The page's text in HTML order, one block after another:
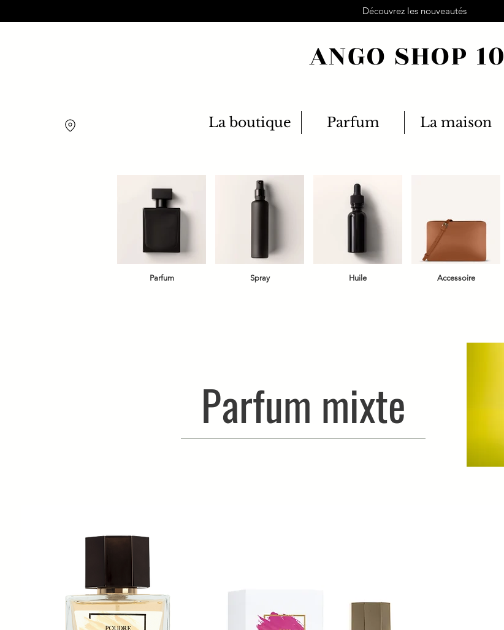
Découvrez les nouveautés
ANGO SHOP 10
La boutique Parfum La maison
Parfum Spray Huile Accessoire
Parfum mixte